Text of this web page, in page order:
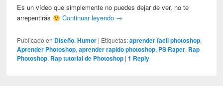
Es un vídeo que simplemente no puedes dejar de ver, no te
arrepentirás
Continuar leyendo →
Publicado en Diseño,Humor | Etiquetas: aprender facil photoshop,
Aprender Photoshop,aprender rapido photoshop, PS Raper, Rap
Photoshop, Rap tutorial de Photoshop |1 Reply